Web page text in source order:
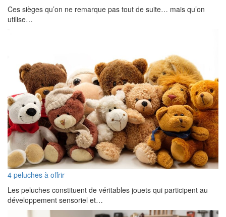
Ces sièges qu’on ne remarque pas tout de suite… mais qu’on
utilise…
4 peluches à offrir
Les peluches constituent de véritables jouets qui participent au
développement sensoriel et…